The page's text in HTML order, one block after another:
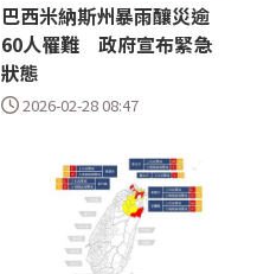
巴西米納斯州暴雨釀災逾
60人罹難 政府宣布緊急
狀態
2026-02-28 08:47